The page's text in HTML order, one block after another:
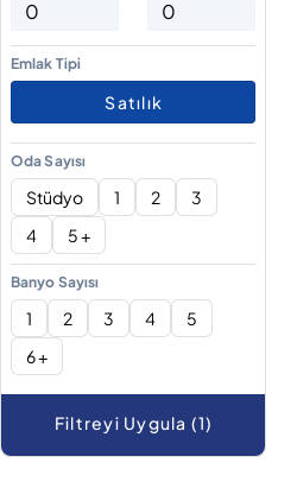
Emlak Tipi
Satılık
Oda Sayısı
Stüdyo 1 2
3
4
5 +
Banyo Sayısı
1 2 3 4
5
6 +
Filtreyi Uygula (1)